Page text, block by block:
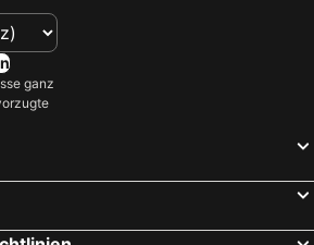
ganz